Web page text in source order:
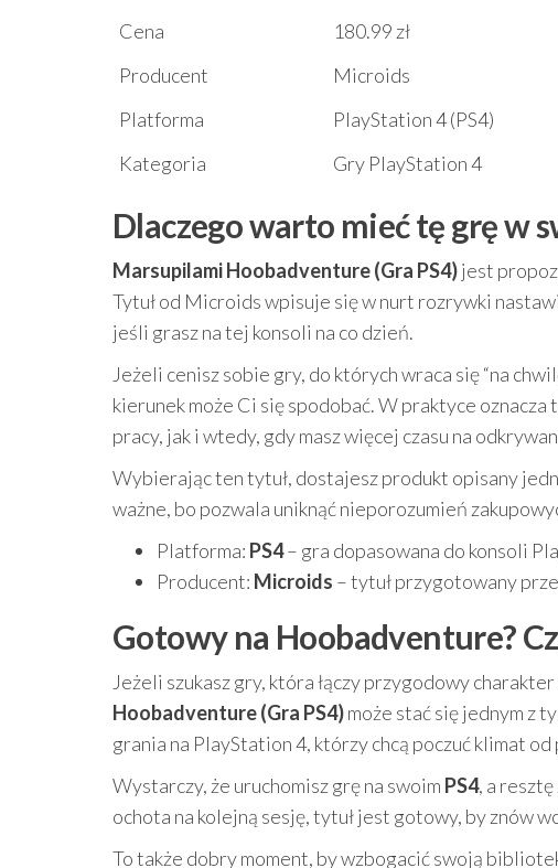
Cena
180.99 zł
Producent
Microids
Platforma
PlayStation 4 (PS4)
Kategoria
Gry PlayStation 4
Dlaczego warto mieć tę grę w
Marsupilami Hoobadventure (Gra PS4)jest
Tytuł od Microids wpisuje się w nurt rozrywki
jeśli grasz na tej konsoli na co dzień.
Jeżeli cenisz sobie gry, do których wraca się “na
kierunek może Ci się spodobać. W praktyce
pracy, jak i wtedy, gdy masz więcej czasu na
Wybierając ten tytuł, dostajesz produkt opisany
ważne, bo pozwala uniknąć nieporozumień
Platforma: PS4– gra dopasowana do konsoli
Producent: Microids – tytuł przygotowany
Gotowy na Hoobadventure?
Jeżeli szukasz gry, która łączy przygodowy
Hoobadventure (Gra PS4)może stać się jednym z
grania na PlayStation 4, którzy chcą poczuć klimat
Wystarczy, że uruchomisz grę na swoim PS4, a
ochota na kolejną sesję, tytuł jest gotowy, by znów
To także dobry moment, by wzbogacić swoją